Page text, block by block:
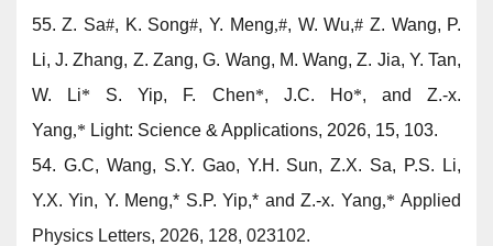
55.Z. Sa#, K. Song#, Y. Meng,#, W. Wu,# Z. Wang, P.
Li, J. Zhang, Z. Zang, G. Wang, M. Wang, Z. Jia, Y. Tan,
W. Li* S. Yip, F. Chen*, J.C. Ho*, andZ.-x.
Yang,* Light: Science & Applications, 2026, 15, 103.
54. G.C, Wang, S.Y. Gao, Y.H. Sun, Z.X. Sa, P.S. Li,
Y.X. Yin, Y. Meng,* S.P. Yip,* andZ.-x. Yang,* Applied
Physics Letters, 2026, 128, 023102.